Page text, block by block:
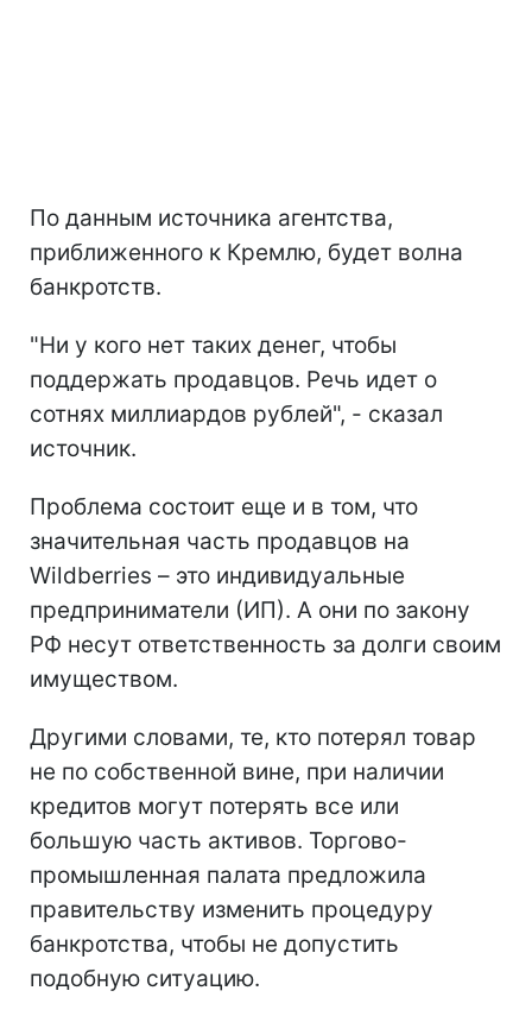
По данным источника агентства,
приближенного к Кремлю, будет волна
банкротств.
"Ни у кого нет таких денег, чтобы
поддержать продавцов. Речь идет о
сотнях миллиардов рублей", - сказал
источник.
Проблема состоит еще и в том, что
значительная часть продавцов на
Wildberries – это индивидуальные
предприниматели (ИП). А они по закону
РФ несут ответственность за долги своим
имуществом.
Другими словами, те, кто потерял товар
не по собственной вине, при наличии
кредитов могут потерять все или
большую часть активов. Торгово-
промышленная палата предложила
правительству изменить процедуру
банкротства, чтобы не допустить
подобную ситуацию.